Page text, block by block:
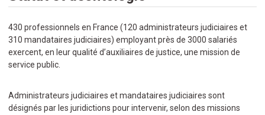
430 professionnels en France (120 administrateurs judiciaires et
310 mandataires judiciaires) employant près de 3000 salariés
exercent, en leur qualité d’auxiliaires de justice, une mission de
service public.
Administrateurs judiciaires et mandataires judiciaires sont
désignés par les juridictions pour intervenir, selon des missions